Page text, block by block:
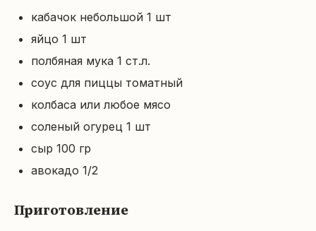
кабачок небольшой 1 шт
яйцо 1 шт
полбяная мука 1 ст.л.
соус для пиццы томатный
колбаса или любое мясо
соленый огурец 1 шт
сыр 100 гр
авокадо 1/2
Приготовление